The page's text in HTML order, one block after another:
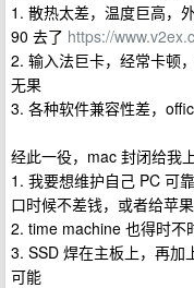
1. 散热太差，温度巨高，
90 去了 https://
2. 输入法巨卡，经常卡顿
无果
3. 各种软件兼容性差，
经此一役，mac 封闭给我
1. 我要想维护自己 PC 可
口时候不差钱，或者给苹
2. time machine 也得时不
3. SSD 焊在主板上，再加
可能